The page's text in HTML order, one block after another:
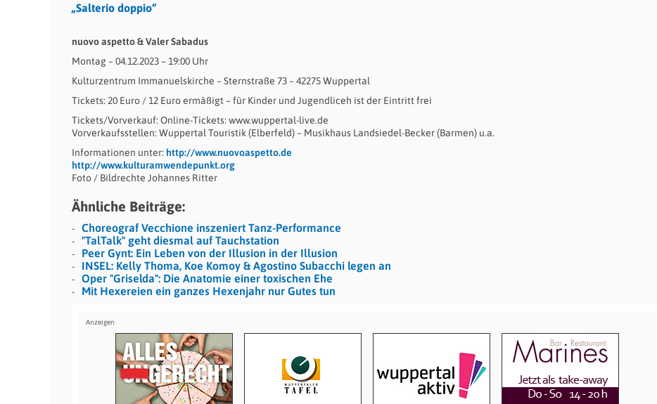
„Salterio doppio“
nuovo aspetto & Valer Sabadus
Montag – 04.12.2023 – 19:00 Uhr
Kulturzentrum Immanuelskirche – Sternstraße 73 – 42275 Wuppertal
Tickets: 20 Euro / 12 Euro ermäßigt – für Kinder und Jugendliceh ist der Eintritt frei
Tickets/Vorverkauf: Online-Tickets: www.wuppertal-live.de
Vorverkaufsstellen: Wuppertal Touristik (Elberfeld) – Musikhaus Landsiedel-Becker (Barmen) u.a.
Informationen unter: http://www.nuovoaspetto.de
http://www.kulturamwendepunkt.org
Foto / Bildrechte Johannes Ritter
Ähnliche Beiträge:
Choreograf Vecchione inszeniert Tanz-Performance
"TalTalk" geht diesmal auf Tauchstation
Peer Gynt: Ein Leben von der Illusion in der Illusion
INSEL: Kelly Thoma, Koe Komoy & Agostino Subacchi legen an
Oper "Griselda": Die Anatomie einer toxischen Ehe
Mit Hexereien ein ganzes Hexenjahr nur Gutes tun